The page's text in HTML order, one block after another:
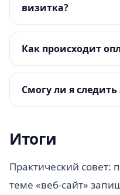
визитка?
Как происходит
Смогу ли я
Итоги
Практический совет:
теме «веб-сайт»